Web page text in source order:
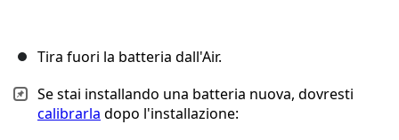
Tira fuori la batteria dall'Air.
Se stai installando una batteria nuova, dovresti
calibrarla dopo l'installazione: